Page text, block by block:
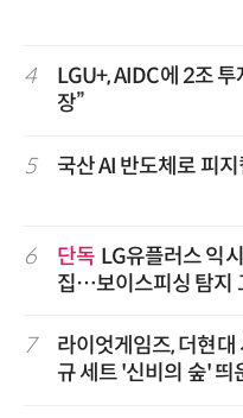
4
LGU+, AIDC에 2조
장”
5 국산 AI 반도체로 피
6 단독 LG유플러스 익
집…보이스피싱 탐지
7
라이엇게임즈, 더현
규 세트 '신비의 숲' 띄